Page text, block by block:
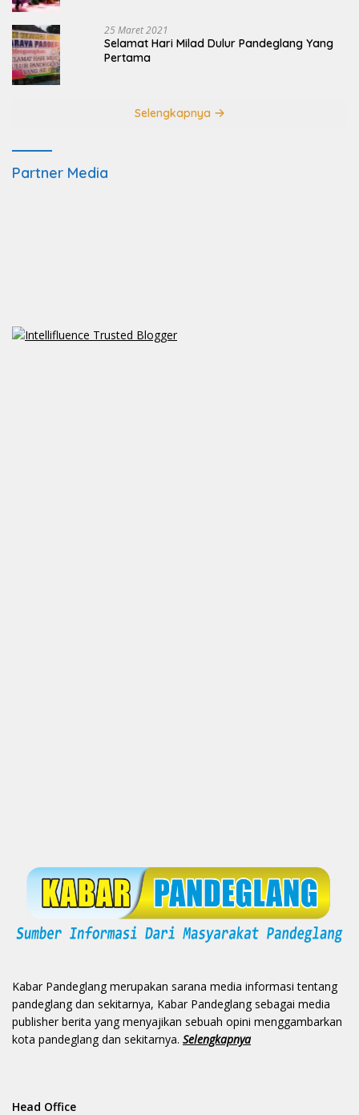
25 Maret 2021
Selamat Hari Milad Dulur Pandeglang Yang
Pertama
Selengkapnya
Partner Media
Kabar Pandeglang merupakan sarana media informasi tentang
pandeglang dan sekitarnya, Kabar Pandeglang sebagai media
publisher berita yang menyajikan sebuah opini menggambarkan
kota pandeglang dan sekitarnya. Selengkapnya
Head Office